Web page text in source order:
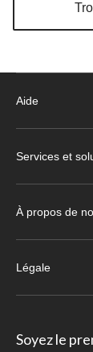
Aide
Services et
À propos de
Légale
Soyez le